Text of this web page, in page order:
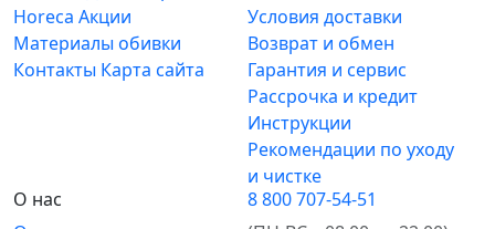
Horeca Акции
Материалы обивки
Контакты Карта сайта
Условия доставки
Возврат и обмен
Гарантия и сервис
Рассрочка и кредит
Инструкции
Рекомендации по уходу
и чистке
О нас
8 800 707-54-51